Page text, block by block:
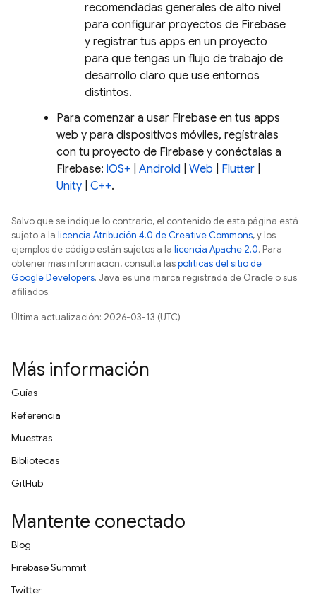
recomendadas generales de alto nivel
para configurar proyectos de Firebase
y registrar tus apps en un proyecto
para que tengas un flujo de trabajo de
desarrollo claro que use entornos
distintos.
Para comenzar a usar Firebase en tus apps
web y para dispositivos móviles, regístralas
con tu proyecto de Firebase y conéctalas a
Firebase: iOS+ Android Web Flutter
Unity C++.
Salvo que se indique lo contrario, el contenido de esta página está
sujeto a la licencia Atribución 4.0 de Creative Commons, y los
ejemplos de código están sujetos a la licencia Apache 2.0. Para
obtener más información, consulta laspolíticas del sitio de
Google Developers. Java es una marca registrada de Oracle o sus
afiliados.
Última actualización: 2026-03-13 (UTC)
Más información
Guías
Referencia
Muestras
Bibliotecas
GitHub
Mantente conectado
Blog
Firebase Summit
Twitter